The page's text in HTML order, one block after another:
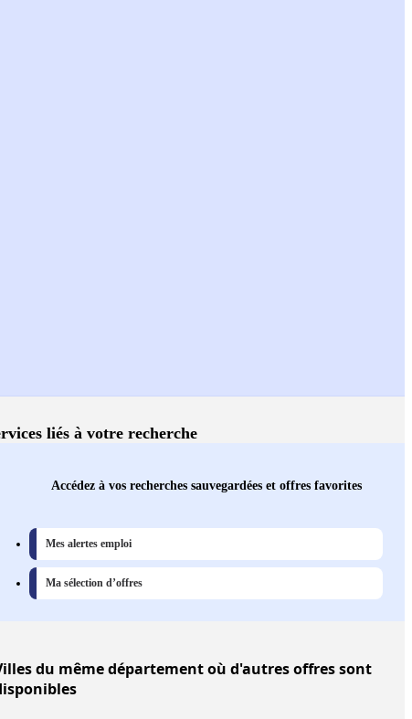
liés à votre recherche
Accédez à vos recherches sauvegardées et offres favorites
Mes alertes emploi
Ma sélection d’offres
du même département où d'autres offres sont